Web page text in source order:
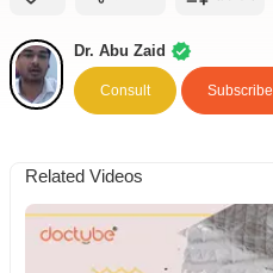
Dr. Abu Zaid
Consult Subscribe
Related Videos